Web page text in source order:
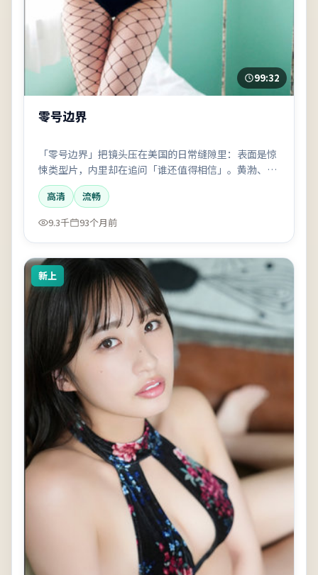
99:32
零号边界
「零号边界」把镜头压在美国的日常缝隙里：表面是惊
悚类型片，内里却在追问「谁还值得相信」。黄渤、木
村拓哉的表演克制却有后劲。
高清
流畅
9.3千
93个月前
新上